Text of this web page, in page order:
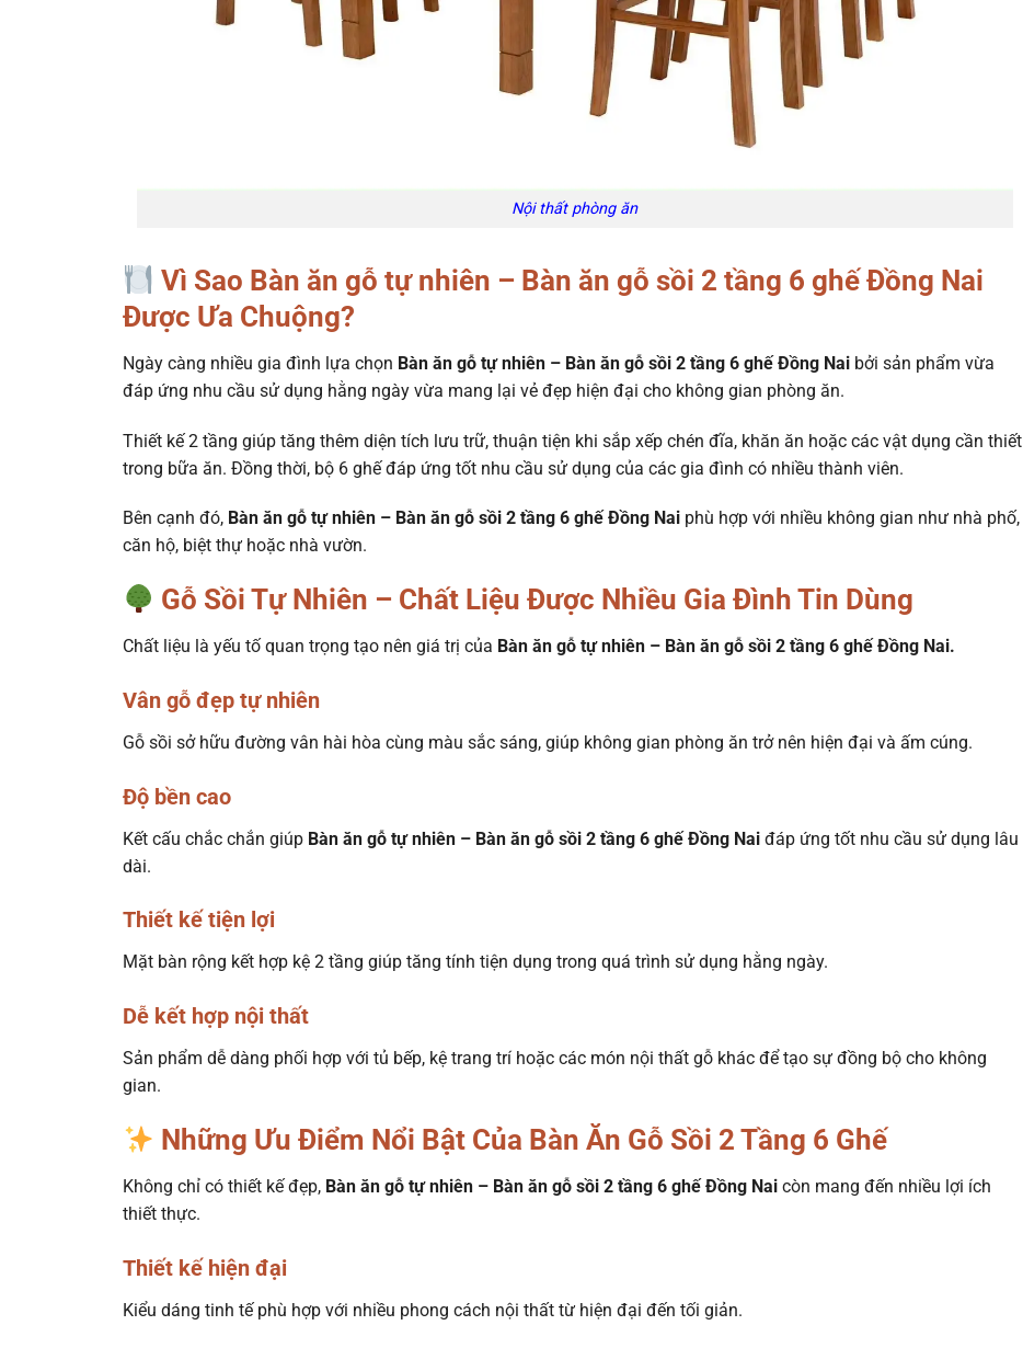
Nội thất phòng ăn
Vì Sao Bàn ăn gỗ tự nhiên – Bàn ăn gỗ sồi 2 tầng 6 ghế Đồng Nai
Được Ưa Chuộng?
Ngày càng nhiều gia đình lựa chọn Bàn ăn gỗ tự nhiên – Bàn ăn gỗ sồi 2 tầng 6 ghế Đồng Nai bởi sản phẩm vừa
đáp ứng nhu cầu sử dụng hằng ngày vừa mang lại vẻ đẹp hiện đại cho không gian phòng ăn.
Thiết kế 2 tầng giúp tăng thêm diện tích lưu trữ, thuận tiện khi sắp xếp chén đĩa, khăn ăn hoặc các vật dụng cần thiết
trong bữa ăn. Đồng thời, bộ 6 ghế đáp ứng tốt nhu cầu sử dụng của các gia đình có nhiều thành viên.
Bên cạnh đó, Bàn ăn gỗ tự nhiên – Bàn ăn gỗ sồi 2 tầng 6 ghế Đồng Nai phù hợp với nhiều không gian như nhà phố,
căn hộ, biệt thự hoặc nhà vườn.
Gỗ Sồi Tự Nhiên – Chất Liệu Được Nhiều Gia Đình Tin Dùng
Chất liệu là yếu tố quan trọng tạo nên giá trị của Bàn ăn gỗ tự nhiên – Bàn ăn gỗ sồi 2 tầng 6 ghế Đồng Nai.
Vân gỗ đẹp tự nhiên
Gỗ sồi sở hữu đường vân hài hòa cùng màu sắc sáng, giúp không gian phòng ăn trở nên hiện đại và ấm cúng.
Độ bền cao
Kết cấu chắc chắn giúp Bàn ăn gỗ tự nhiên – Bàn ăn gỗ sồi 2 tầng 6 ghế Đồng Nai đáp ứng tốt nhu cầu sử dụng lâu
dài.
Thiết kế tiện lợi
Mặt bàn rộng kết hợp kệ 2 tầng giúp tăng tính tiện dụng trong quá trình sử dụng hằng ngày.
Dễ kết hợp nội thất
Sản phẩm dễ dàng phối hợp với tủ bếp, kệ trang trí hoặc các món nội thất gỗ khác để tạo sự đồng bộ cho không
gian.
Những Ưu Điểm Nổi Bật Của Bàn Ăn Gỗ Sồi 2 Tầng 6 Ghế
Không chỉ có thiết kế đẹp, Bàn ăn gỗ tự nhiên – Bàn ăn gỗ sồi 2 tầng 6 ghế Đồng Nai còn mang đến nhiều lợi ích
thiết thực.
Thiết kế hiện đại
Kiểu dáng tinh tế phù hợp với nhiều phong cách nội thất từ hiện đại đến tối giản.